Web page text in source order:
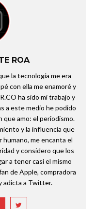
ROA
la tecnología me era
con ella me enamoré y
ha sido mi trabajo y
a este medio he podido
que amo: el periodismo.
y la influencia que
me encanta el
y considero que los
a tener casi el mismo
de Apple, compradora
adicta a Twitter.